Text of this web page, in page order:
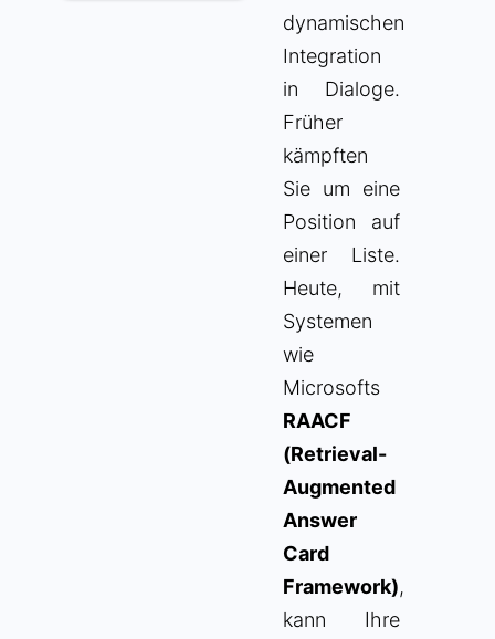
dynamischen
Integration
in Dialoge.
Früher
kämpften
Sie um eine
Position auf
einer Liste.
Heute, mit
Systemen
wie
Microsofts
RAACF
(Retrieval-
Augmented
Answer
Card
Framework),
kann Ihre